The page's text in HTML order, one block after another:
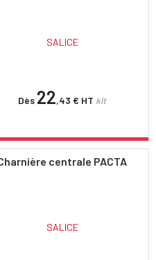
SALICE
Dès 22,43 € HT kit
centrale PACTA
SALICE